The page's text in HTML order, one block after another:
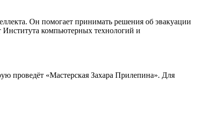
Он помогает принимать решения об эвакуации
Института компьютерных технологий и
проведёт «Мастерская Захара Прилепина». Для